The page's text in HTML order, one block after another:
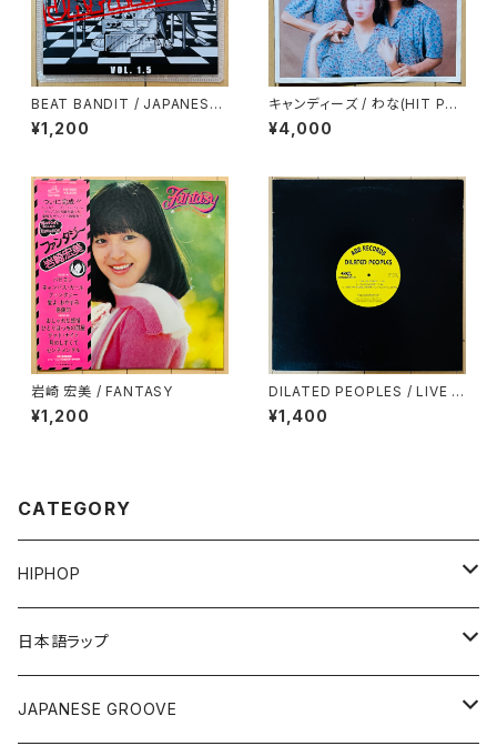
BEAT BANDIT / JAPANESE
STRICTLY BREAKS & BEAT
S VOL.1.5(特典CD-R付)
¥1,200
キャンディーズ / わな(HIT PAC
K SERIES)
¥4,000
岩崎 宏美 / FANTASY
¥1,200
DILATED PEOPLES / LIVE O
N STAGE
¥1,400
CATEGORY
HIPHOP
12"/7"
80'S OLD SCHOOL
LP
日本語ラップ
12"/7"
JAPANESE GROOVE